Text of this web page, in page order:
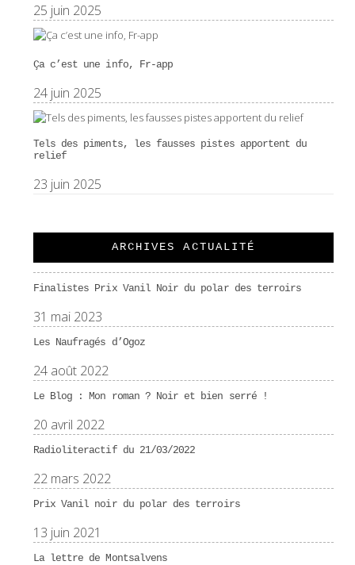
25 juin 2025
Ça c’est une info, Fr-app
24 juin 2025
Tels des piments, les fausses pistes apportent du
relief
23 juin 2025
ARCHIVES ACTUALITÉ
Finalistes Prix Vanil Noir du polar des terroirs
31 mai 2023
Les Naufragés d’Ogoz
24 août 2022
Le Blog : Mon roman ? Noir et bien serré !
20 avril 2022
Radioliteractif du 21/03/2022
22 mars 2022
Prix Vanil noir du polar des terroirs
13 juin 2021
La lettre de Montsalvens